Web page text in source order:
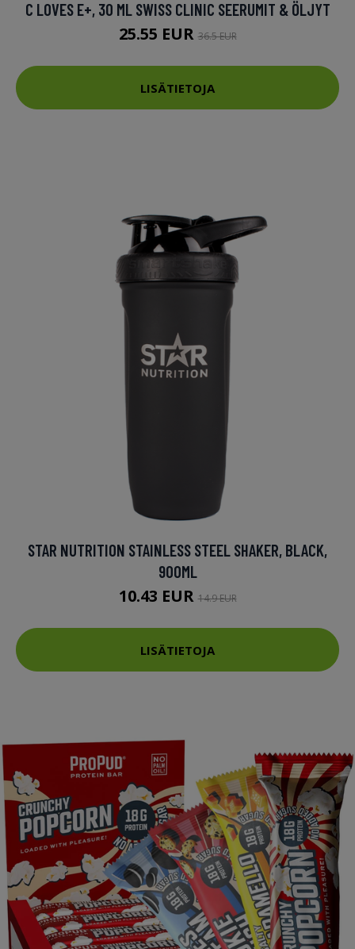
C LOVES E+, 30 ML SWISS CLINIC SEERUMIT & ÖLJYT
25.55 EUR36.5 EUR
LISÄTIETOJA
STAR NUTRITION STAINLESS STEEL SHAKER, BLACK,
900ML
10.43 EUR14.9 EUR
LISÄTIETOJA